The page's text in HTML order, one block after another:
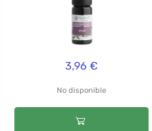
3,96 €
No disponible